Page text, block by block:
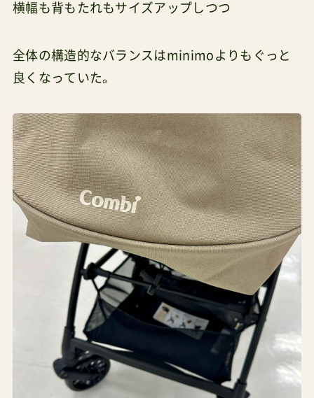
横幅も背もたれもサイズアップしつつ
全体の構造的なバランスはminimoよりもぐっと
良くなっていた。